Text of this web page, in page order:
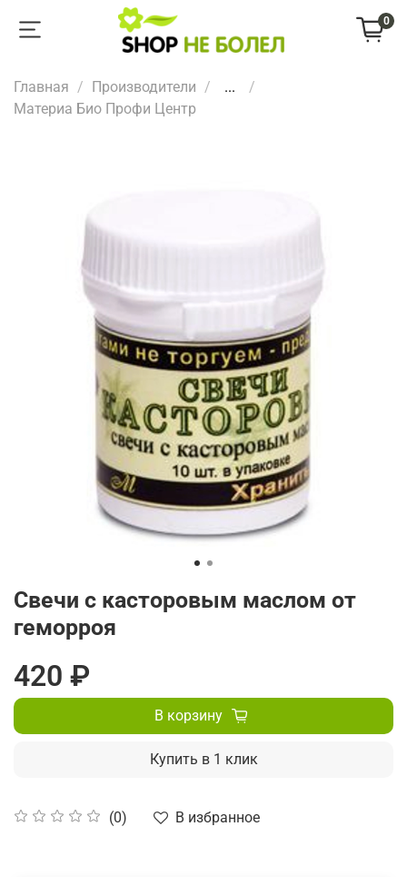
0
Главная Производители
...
Материа Био Профи Центр
Свечи с касторовым маслом от
геморроя
(0) В избранное
420 ₽
В корзину
Купить в 1 клик